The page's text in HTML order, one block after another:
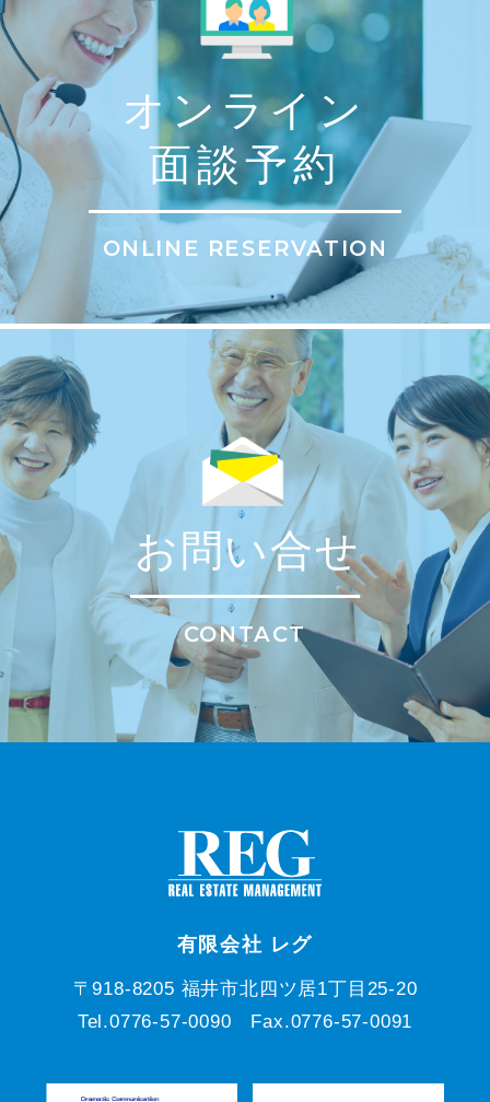
オンライン
面談予約
ONLINE RESERVATION
お問い合せ
CONTACT
有限会社 レグ
〒918-8205 福井市北四ツ居1丁目25-20
Tel.0776-57-0090 Fax.0776-57-0091